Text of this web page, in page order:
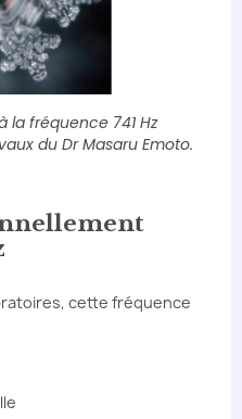
la fréquence 741 Hz
du Dr Masaru Emoto.
cette fréquence